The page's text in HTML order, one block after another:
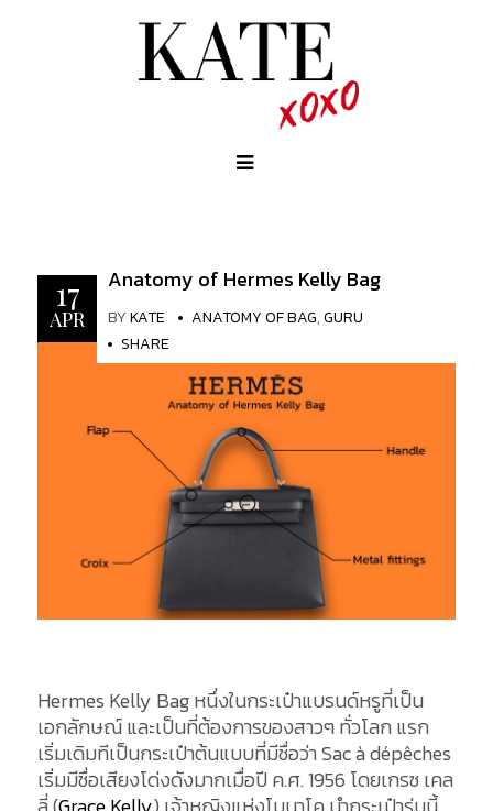
17
APR
Anatomy of Hermes Kelly Bag
BYKATE ANATOMY OF BAG,GURU
SHARE
Hermes Kelly Bag หนึ่งในกระเป๋าแบรนด์หรูที่เป็น
เอกลักษณ์ และเป็นที่ต้องการของสาวๆ ทั่วโลก แรก
เริ่มเดิมทีเป็นกระเป๋าต้นแบบที่มีชื่อว่า Sac à dépêches
เริ่มมีชื่อเสียงโด่งดังมากเมื่อปี ค.ศ. 1956 โดยเกรซ เคล